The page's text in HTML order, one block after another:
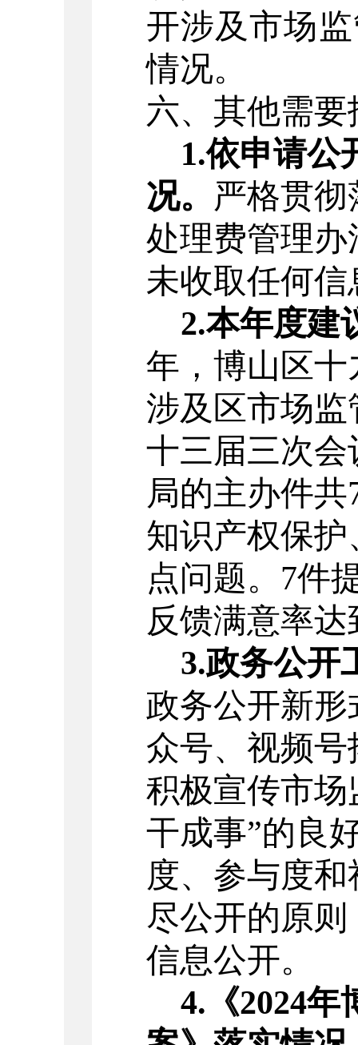
开涉及市场
情况。
六、其他需
1.依申请公
况。 严格贯
处理费管理
未收取任何
2.本年度建
年，博山区
涉及区市场
十三届三次
局的主办件共
知识产权保
点问题。 7件
反馈满意率达
3.政务公开
政务公开新
众号、视频
积极宣传市场
干成事”的良
度、参与度
尽公开的原
信息公开。
4. 《2024年